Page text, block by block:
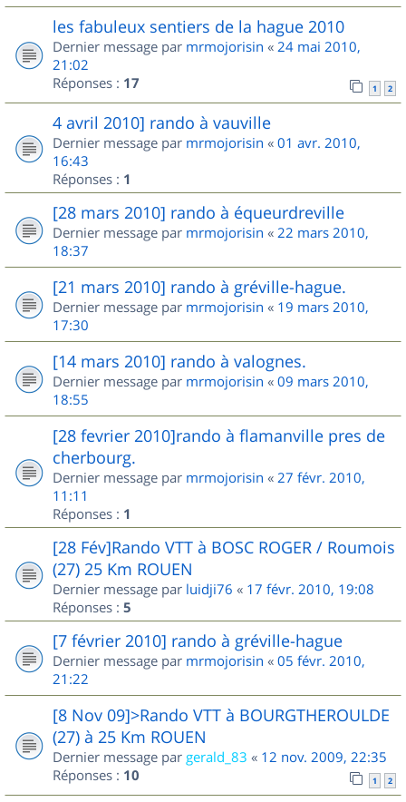
les fabuleux sentiers de la hague 2010
Dernier message par mrmojorisin « 24 mai 2010,
21:02
Réponses : 17 1 2
4 avril 2010] rando à vauville
Dernier message par mrmojorisin « 01 avr. 2010,
16:43
Réponses : 1
[28 mars 2010] rando à équeurdreville
Dernier message par mrmojorisin « 22 mars 2010,
18:37
[21 mars 2010] rando à gréville-hague.
Dernier message par mrmojorisin « 19 mars 2010,
17:30
[14 mars 2010] rando à valognes.
Dernier message par mrmojorisin « 09 mars 2010,
18:55
[28 fevrier 2010]rando à flamanville pres de
cherbourg.
Dernier message par mrmojorisin « 27 févr. 2010,
11:11
Réponses : 1
[28 Fév]Rando VTT à BOSC ROGER / Roumois
(27) 25 Km ROUEN
Dernier message par luidji76 « 17 févr. 2010, 19:08
Réponses : 5
[7 février 2010] rando à gréville-hague
Dernier message par mrmojorisin « 05 févr. 2010,
21:22
[8 Nov 09]>Rando VTT à BOURGTHEROULDE
(27) à 25 Km ROUEN
Dernier message par gerald_83 « 12 nov. 2009, 22:35
Réponses : 10 1 2